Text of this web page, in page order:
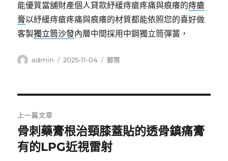
能優質當舖財產個人貸款紓緩痔瘡疼痛與痕癢的痔瘡
膏以紓緩痔瘡疼痛與痕癢的材質都能依照您的喜好做
客製獨立筒沙發內層中間採用中鋼獨立筒彈簧，
作
admin
發
2025-11-04
分
郵幣
章
導
上一篇文章
上
一
骨刺藥膏根治頸膝蓋貼的透骨鎮痛膏
有的LPG近視雷射